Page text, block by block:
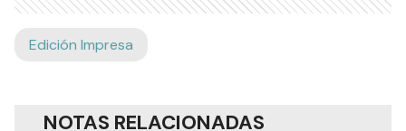
Edición Impresa
NOTAS RELACIONADAS